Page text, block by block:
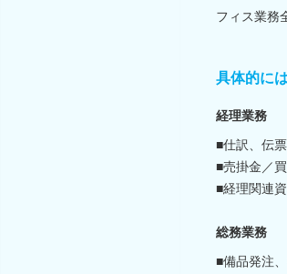
フィス業務
具体的には
経理業務
■仕訳、伝
■売掛金／
■経理関連
総務業務
■備品発注